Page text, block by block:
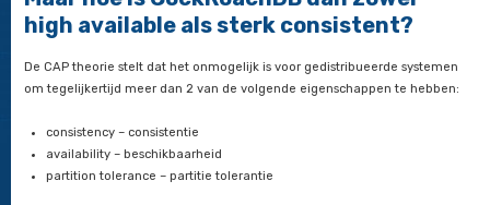
Om er zeker van te zijn dat een schrijf actie een lees actie
onthoud wanneer data het laatst is gelezen door lopende